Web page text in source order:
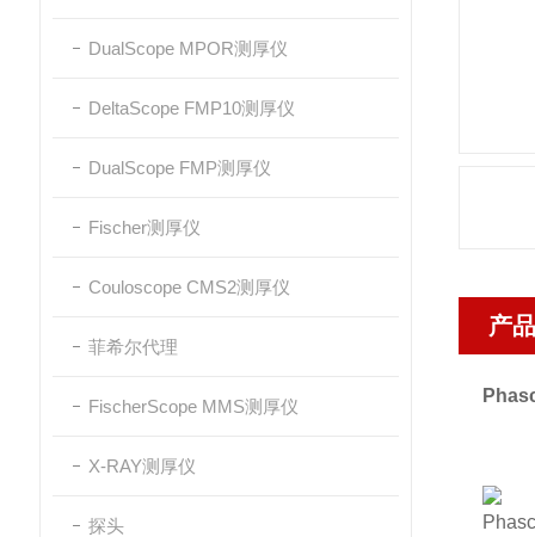
DualScope MPOR测厚仪
DeltaScope FMP10测厚仪
DualScope FMP测厚仪
Fischer测厚仪
Couloscope CMS2测厚仪
菲希尔代理
FischerScope MMS测厚仪
X-RAY测厚仪
探头
产